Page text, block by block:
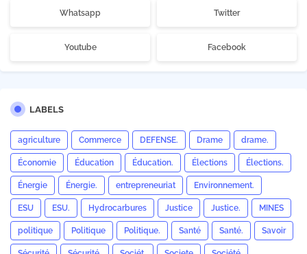
Whatsapp Twitter
Youtube Facebook
LABELS
agriculture Commerce DEFENSE. Drame drame.
Économie Éducation Éducation. Élections Élections.
Énergie Énergie. entrepreneuriat Environnement.
ESU ESU. Hydrocarbures Justice Justice. MINES
politique Politique Politique. Santé Santé. Savoir